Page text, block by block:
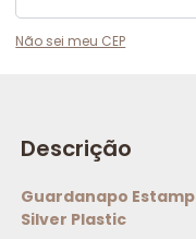
Não sei meu CEP
Descrição
Guardanapo
Silver Plastic